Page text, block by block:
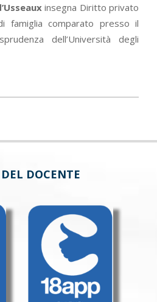
insegna Diritto privato
famiglia comparato presso il
dell’Università degli
DOCENTE